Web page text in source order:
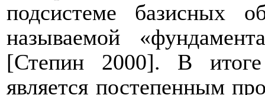
подсистеме базисных
называемой
[Степин 2000]. В итоге
является постепенным